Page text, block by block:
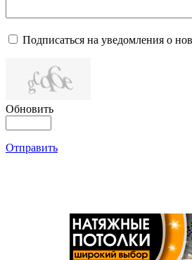
Подписаться на уведомления о
Обновить
Отправить